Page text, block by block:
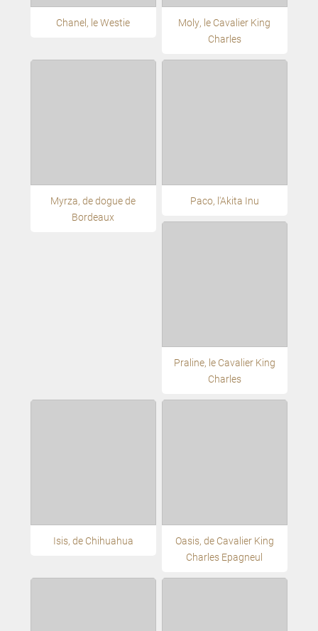
Chanel, le Westie
Moly, le Cavalier King
Charles
Myrza, de dogue de
Bordeaux
Paco, l'Akita Inu
Praline, le Cavalier King
Charles
Isis, de Chihuahua
Oasis, de Cavalier King
Charles Epagneul